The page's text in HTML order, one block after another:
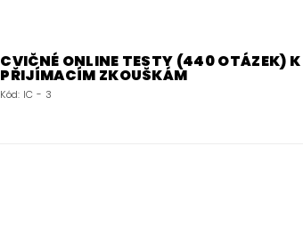
CVIČNÉ ONLINE TESTY (440 OTÁZEK) K
PŘIJÍMACÍM ZKOUŠKÁM
Kód: IC - 3